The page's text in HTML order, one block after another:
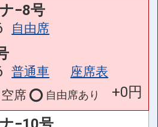
−8号
自由席
普通車
座席表
空席
自由席あり
+0円